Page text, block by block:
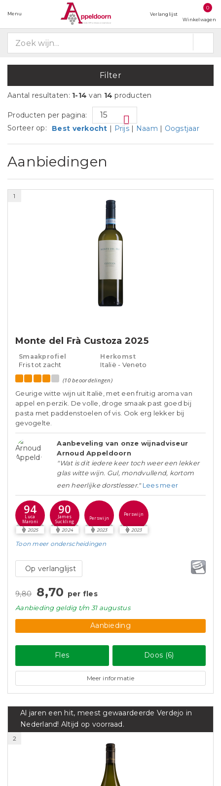
Menu Verlanglijst
0
Winkelwagen
Filter
Aantal resultaten: 1-14 van 14 producten
Producten per pagina:
Sorteer op:
Best verkocht | Prijs | Naam | Oogstjaar
Aanbiedingen
1
Monte del Frà Custoza 2025
Smaakprofiel
Fris tot zacht
Herkomst
Italië - Veneto
(10 beoordelingen)
Geurige witte wijn uit Italië, met een fruitig aroma van
appel en perzik. De volle, droge smaak past goed bij
pasta met paddenstoelen of vis. Ook erg lekker bij
gevogelte.
Aanbeveling van onze wijnadviseur
Arnoud Appeldoorn
"Wat is dit iedere keer toch weer een lekker
glas witte wijn. Gul, mondvullend, kortom
een heerlijke dorstlesser." Lees meer
94
Luca
Maroni
2025
90
James
Suckling
2024
Perswijn
2023
Perswijn
2023
Toon meeronderscheidingen
Op verlanglijst
9,80 8,70 per fles
Aanbieding geldigt/m 31 augustus
Aanbieding
Fles Doos (6)
Meer informatie
Al jaren een hit, meest gewaardeerde Verdejo in
Nederland! Altijd op voorraad.
2